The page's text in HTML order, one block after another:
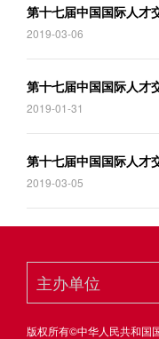
2019-03-06
2019-01-31
2019-03-05
版权所有©中华人民共和国